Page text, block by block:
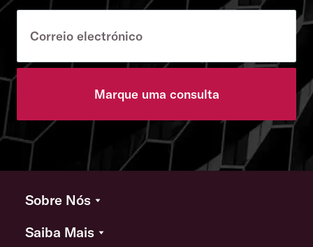
Marque uma consulta
Sobre Nós
Saiba Mais